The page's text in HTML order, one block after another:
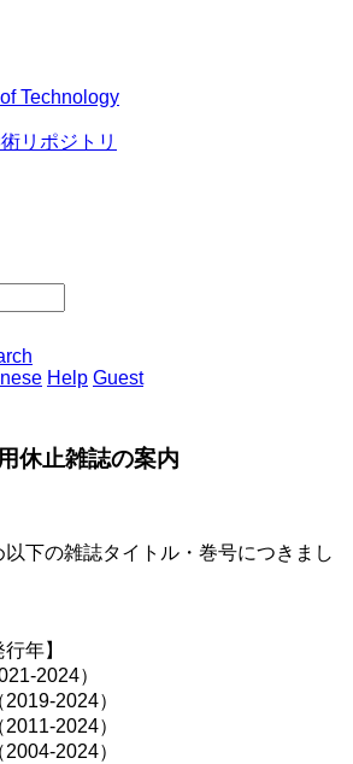
Technology
リポジトリ
Help Guest
休止雑誌の案内
下の雑誌タイトル・巻号につきまし
行年】
2024）
2024）
2024）
2024）